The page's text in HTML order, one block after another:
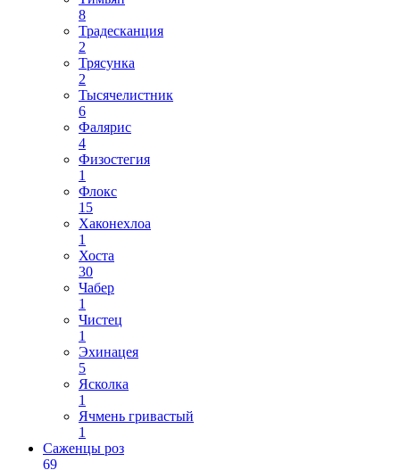
8
Традесканция
2
Трясунка
2
Тысячелистник
6
Фалярис
4
Физостегия
1
Флокс
15
Хаконехлоа
1
Хоста
30
Чабер
1
Чистец
1
Эхинацея
5
Ясколка
1
Ячмень гривастый
1
Саженцы роз
69